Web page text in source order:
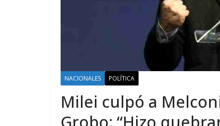
NACIONALES POLÍTICA
Milei culpó a